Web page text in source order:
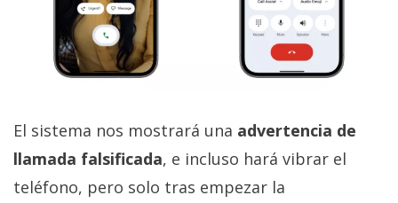
El sistema nos mostrará una advertencia de
llamada falsificada, e incluso hará vibrar el
teléfono, pero solo tras empezar la